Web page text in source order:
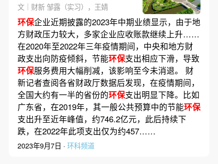
文｜财新 邹露（实习），王婧
环保企业近期披露的2023年中期业绩显示，由于地
方财政压力较大，多家企业应收账款继续上升……
在2020年至2022年三年疫情期间，中央和地方财
政支出向防疫倾斜，节能环保支出相应下滑，导致
环保服务费用大幅削减，该影响至今未消退。 财
新记者查阅各省财政厅数据后发现，在疫情期间，
全国大约有一半的省份的环保支出明显下降。比如
广东省，在2019年，其一般公共预算中的节能环保
支出升至近年峰值，约746.2亿元，此后持续下
跌，在2022年此项支出仅为约457……
2023年9月7日 · 环科频道